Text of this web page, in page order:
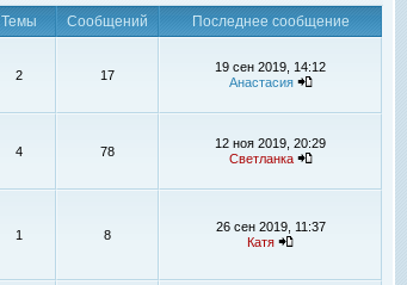
Темы Сообщений
Последнее сообщение
2 17
19 сен 2019, 14:12
Анастасия
4 78
12 ноя 2019, 20:29
Светланка
1 8
26 сен 2019, 11:37
Катя